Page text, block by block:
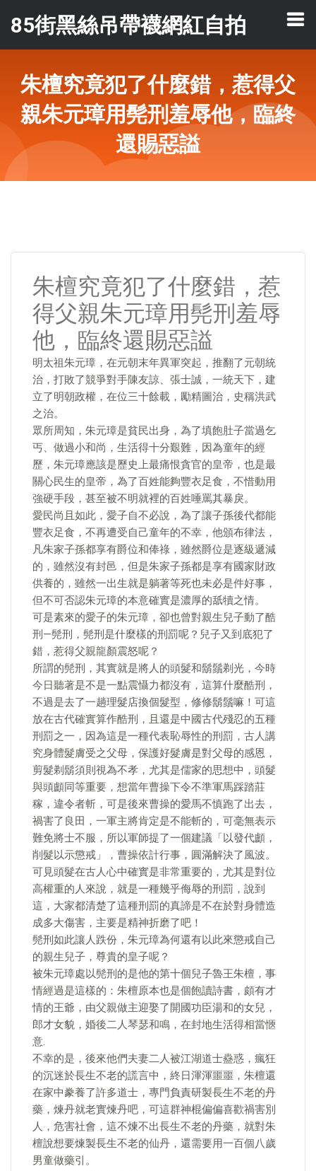
85街黑絲吊帶襪網紅自拍
朱檀究竟犯了什麼錯，惹得父
親朱元璋用髡刑羞辱他，臨終
還賜惡謚
朱檀究竟犯了什麼錯，惹
得父親朱元璋用髡刑羞辱
他，臨終還賜惡謚
明太祖朱元璋，在元朝末年異軍突起，推翻了元朝統
治，打敗了競爭對手陳友諒、張士誠，一統天下，建
立了明朝政權，在位三十餘載，勵精圖治，史稱洪武
之治。
眾所周知，朱元璋是貧民出身，為了填飽肚子當過乞
丐、做過小和尚，生活得十分艱難，因為童年的經
歷，朱元璋應該是歷史上最痛恨貪官的皇帝，也是最
關心民生的皇帝，為了百姓能夠豐衣足食，不惜動用
強硬手段，甚至被不明就裡的百姓唾罵其暴戾。
愛民尚且如此，愛子自不必說，為了讓子孫後代都能
豐衣足食，不再遭受自己童年的不幸，他頒布律法，
凡朱家子孫都享有爵位和俸祿，雖然爵位是逐級遞減
的，雖然沒有封邑，但是朱家子孫都是享有國家財政
供養的，雖然一出生就是躺著等死也未必是件好事，
但不可否認朱元璋的本意確實是濃厚的舐犢之情。
可是素來的愛子的朱元璋，卻也曾對親生兒子動了酷
刑—髡刑，髡刑是什麼樣的刑罰呢？兒子又到底犯了
錯，惹得父親龍顏震怒呢？
所謂的髡刑，其實就是將人的頭髮和鬍鬚剃光，今時
今日聽著是不是一點震懾力都沒有，這算什麼酷刑，
不過是去了一趟理髮店換個髮型，修修鬍鬚嘛！可這
放在古代確實算作酷刑，且還是中國古代殘忍的五種
刑罰之一，因為這是一種代表恥辱性的刑罰，古人講
究身體髮膚受之父母，保護好髮膚是對父母的感恩，
剪髮剃鬍須則視為不孝，尤其是儒家的思想中，頭髮
與頭顱同等重要，想當年曹操下令不準軍馬踩踏莊
稼，違令者斬，可是後來曹操的愛馬不慎跑了出去，
禍害了良田，一軍主將肯定是不能斬的，可毫無表示
難免將士不服，所以軍師提了一個建議「以發代顱，
削髮以示懲戒」，曹操依計行事，圓滿解決了風波。
可見頭髮在古人心中確實是非常重要的，尤其是對位
高權重的人來說，就是一種幾乎侮辱的刑罰，說到
這，大家都清楚了這種刑罰的真諦是不在於對身體造
成多大傷害，主要是精神折磨了吧！
髡刑如此讓人跌份，朱元璋為何還有以此來懲戒自己
的親生兒子，尊貴的皇子呢？
被朱元璋處以髡刑的是他的第十個兒子魯王朱檀，事
情經過是這樣的：朱檀原本也是個飽讀詩書，頗有才
情的王爺，由父親做主迎娶了開國功臣湯和的女兒，
郎才女貌，婚後二人琴瑟和鳴，在封地生活得相當愜
意.
不幸的是，後來他們夫妻二人被江湖道士蠱惑，瘋狂
的沉迷於長生不老的謊言中，終日渾渾噩噩，朱檀還
在家中豢養了許多道士，專門負責研製長生不老的丹
藥，煉丹就老實煉丹吧，可這群神棍偏偏喜歡禍害別
人，危害社會，這不煉不出長生不老的丹藥，就對朱
檀說想要煉製長生不老的仙丹，還需要用一百個八歲
男童做藥引。